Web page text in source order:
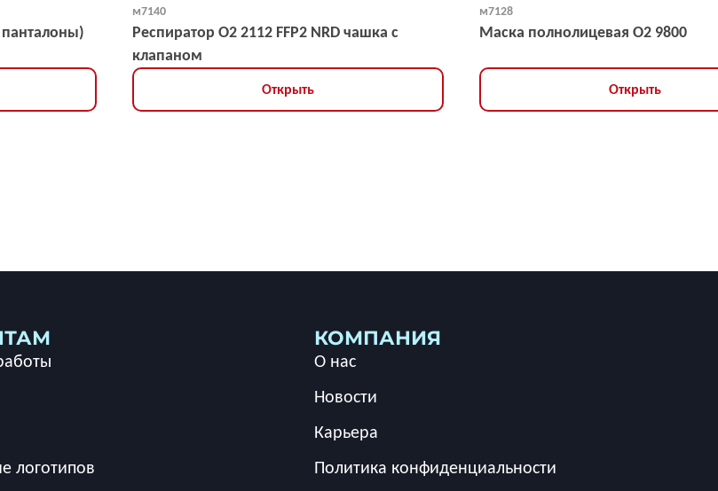
м7140
Респиратор О2 2112 FFP2 NRD чашка с
клапаном
Открыть
м7128
Маска полнолицевая O2 9800
Открыть
логотипов
КОМПАНИЯ
О нас
Новости
Карьера
Политика конфиденциальности